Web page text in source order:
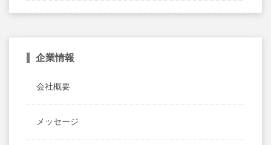
企業情報
会社概要
メッセージ